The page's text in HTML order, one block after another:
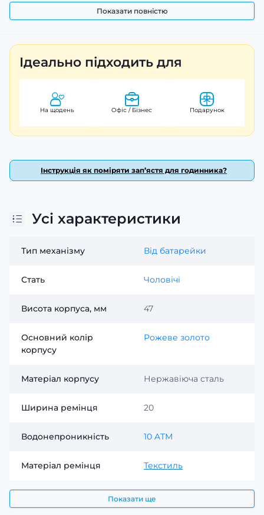
Гарантія на годинник становить 12 місяців. Вага в 79 г
робить його комфортним для щоденного носіння.
Показати повністю
Ідеально підходить для
На щодень Офіс / Бізнес Подарунок
Інструкція як поміряти зап’ястя для годинника?
Усі характеристики
Тип механізму Від батарейки
Стать Чоловічі
Висота корпуса, мм 47
Основний колір
корпусу
Рожеве золото
Матеріал корпусу Нержавіюча сталь
Ширина ремінця 20
Водонепроникність 10 ATM
Матеріал ремінця Текстиль
Показати ще